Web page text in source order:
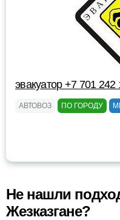
эвакуатор +7 701 242
АВТОВОЗ ПО ГОРОДУ
Не нашли
Жезказгане?